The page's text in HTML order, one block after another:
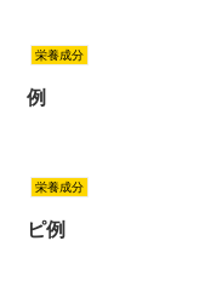
栄養成分
例
栄養成分
ピ例